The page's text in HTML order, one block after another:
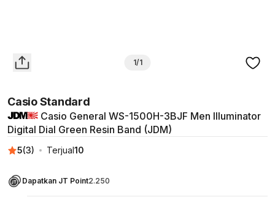
1/1
Casio Standard
Casio General WS-1500H-3BJF Men Illuminator
Digital Dial Green Resin Band (JDM)
5(3) Terjual10
Dapatkan JT Point2.250